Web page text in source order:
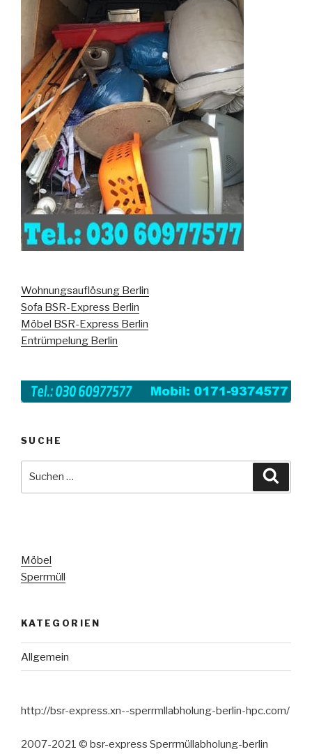
Wohnungsauflösung Berlin
Sofa BSR-Express Berlin
Möbel BSR-Express Berlin
Entrümpelung Berlin
SUCHE
Möbel
Sperrmüll
KATEGORIEN
Allgemein
http://bsr-express.xn--sperrmllabholung-berlin-hpc.com/
2007-2021 © bsr-express Sperrmüllabholung-berlin